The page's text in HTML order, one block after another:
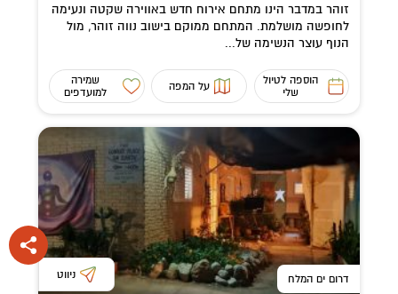
זוהר במדבר הינו מתחם אירוח חדש באווירה שקטה ונעימה
לחופשה מושלמת. המתחם ממוקם בישוב נווה זוהר, מול
הנוף עוצר הנשימה של...
הוספה לטיול
שלי
על המפה
שמירה
למועדפים
דרום ים המלח ניווט